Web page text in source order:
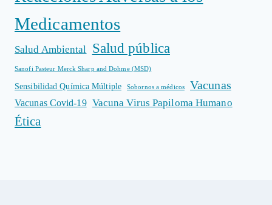
Medicamentos
Salud Ambiental Salud pública
Sanofi Pasteur Merck Sharp and Dohme (MSD)
Sensibilidad Química Múltiple Sobornos a médicos Vacunas
Vacunas Covid-19 Vacuna Virus Papiloma Humano
Ética